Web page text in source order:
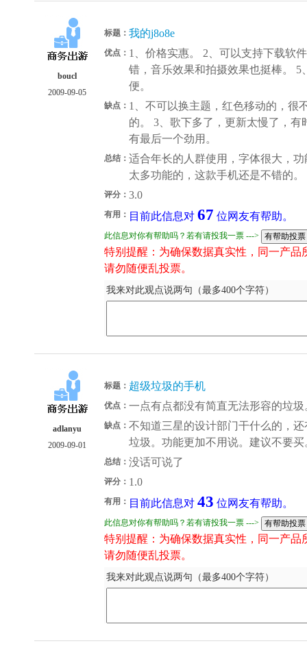
boucl
2009-09-05
标题： 我的j8o8e
优点： 1、价格实惠。 2、可以支持下载软
错，音乐效果和拍摄效果也挺棒。
便。
缺点： 1、不可以换主题，红色移动的，很
的。 3、歌下多了，更新太慢了，
有最后一个劲用。
总结： 适合年长的人群使用，字体很大，
太多功能的，这款手机还是不错的。
评分： 3.0
有用： 目前此信息对 67 位网友有帮助。
此信息对你有帮助吗？若有请投我一票 --->
特别提醒：为确保数据真实性，同一产
请勿随便乱投票。
我来对此观点说两句（最多400个字符）
adlanyu
2009-09-01
标题： 超级垃圾的手机
优点： 一点有点都没有简直无法形容的垃圾
缺点： 不知道三星的设计部门干什么的，
垃圾。功能更加不用说。建议不要买
总结： 没话可说了
评分： 1.0
有用： 目前此信息对 43 位网友有帮助。
此信息对你有帮助吗？若有请投我一票 --->
特别提醒：为确保数据真实性，同一产
请勿随便乱投票。
我来对此观点说两句（最多400个字符）